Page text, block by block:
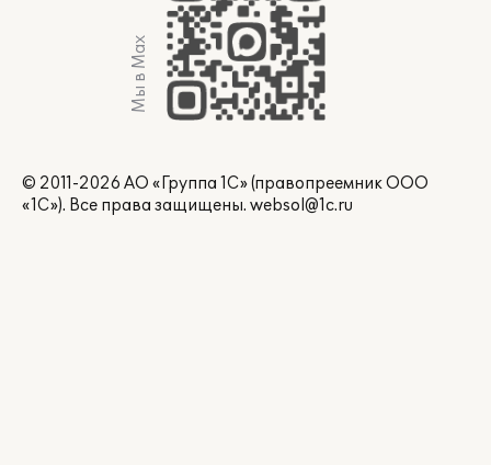
Мы в Max
© 2011-2026 АО «Группа 1С» (правопреемник ООО
«1С»). Все права защищены. websol@1c.ru